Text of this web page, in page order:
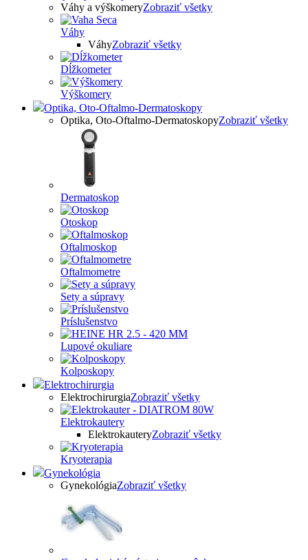
Váhy a výškomeryZobraziť všetky
Váhy
VáhyZobraziť všetky
Dĺžkometer
Výškomery
Optika, Oto-Oftalmo-Dermatoskopy
Optika, Oto-Oftalmo-DermatoskopyZobraziť všetky
Dermatoskop
Otoskop
Oftalmoskop
Oftalmometre
Sety a súpravy
Príslušenstvo
Lupové okuliare
Kolposkopy
Elektrochirurgia
ElektrochirurgiaZobraziť všetky
Elektrokautery
ElektrokauteryZobraziť všetky
Kryoterapia
Gynekológia
GynekológiaZobraziť všetky